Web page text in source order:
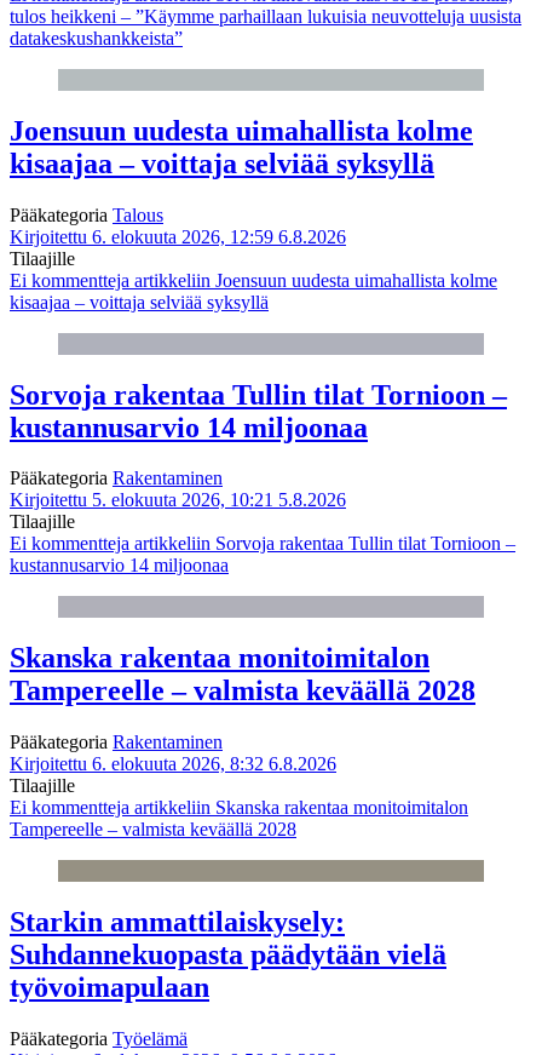
tulos heikkeni – ”Käymme parhaillaan lukuisia neuvotteluja uusista
datakeskushankkeista”
Joensuun uudesta uimahallista kolme
kisaajaa – voittaja selviää syksyllä
Pääkategoria Talous
Kirjoitettu 6. elokuuta 2026, 12:59 6.8.2026
Tilaajille
Ei kommentteja artikkeliin Joensuun uudesta uimahallista kolme
kisaajaa – voittaja selviää syksyllä
Sorvoja rakentaa Tullin tilat Tornioon –
kustannusarvio 14 miljoonaa
Pääkategoria Rakentaminen
Kirjoitettu 5. elokuuta 2026, 10:21 5.8.2026
Tilaajille
Ei kommentteja artikkeliin Sorvoja rakentaa Tullin tilat Tornioon –
kustannusarvio 14 miljoonaa
Skanska rakentaa monitoimitalon
Tampereelle – valmista keväällä 2028
Pääkategoria Rakentaminen
Kirjoitettu 6. elokuuta 2026, 8:32 6.8.2026
Tilaajille
Ei kommentteja artikkeliin Skanska rakentaa monitoimitalon
Tampereelle – valmista keväällä 2028
Starkin ammattilaiskysely:
Suhdannekuopasta päädytään vielä
työvoimapulaan
Pääkategoria Työelämä